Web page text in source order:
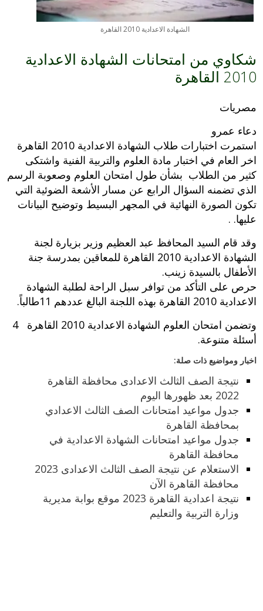
الشهادة الاعدادية 2010 القاهرة
شكاوي من امتحانات الشهادة الاعدادية
2010 القاهرة
مصريات
دعاء عمرو
استمرت اختبارات طلاب الشهادة الاعدادية 2010 القاهرة
اخر العام في اختبار مادة العلوم والتربية الفنية واشتكى
كثير من الطلاب بشأن طول امتحان العلوم وصعوبة الرسم
الذي تضمنه السؤال الرابع عن مسار الأشعة الضوئية التي
تكون الصورة النهائية في المجهر البسيط وتوضيح البيانات
عليها. .
وقد قام السيد المحافظ عبد العظيم وزير بزيارة لجنة
الشهادة الاعدادية 2010 القاهرة للمعاقين بمدرسة جنة
الأطفال بالسيدة زينب.
حرص على التأكد من توافر سبل الراحة لطلبة الشهادة
الاعدادية 2010 القاهرة بهذه اللجنة البالغ عددهم 11طالباً.
وتضمن امتحان العلوم الشهادة الاعدادية 2010 القاهرة 4
أسئلة متنوعة.
اخبار ومواضيع ذات صلة:
نتيجة الصف الثالث الاعدادى محافظة القاهرة
2022 بعد ظهورها اليوم
جدول مواعيد امتحانات الصف الثالث الاعدادي
بمحافظة القاهرة
جدول مواعيد امتحانات الشهادة الاعدادية في
محافظة القاهرة
الاستعلام عن نتيجة الصف الثالث الاعدادى 2023
محافظة القاهرة الآن
نتيجة اعدادية القاهرة 2023 موقع بوابة مديرية
وزارة التربية والتعليم